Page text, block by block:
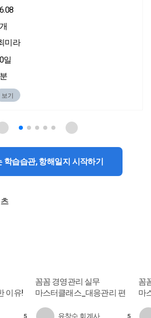
미라
일
보기
학습습관, 항해일지 시작하기
이유!
5
꼼꼼 경영관리 실무
마스터클래스_대응관리 편
유창수 회계사 5
꼼
마